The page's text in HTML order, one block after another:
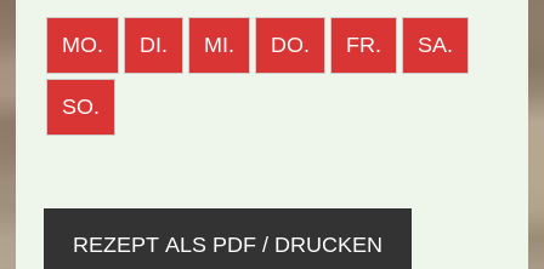
MO. DI. MI. DO. FR. SA.
SO.
REZEPT ALS PDF / DRUCKEN